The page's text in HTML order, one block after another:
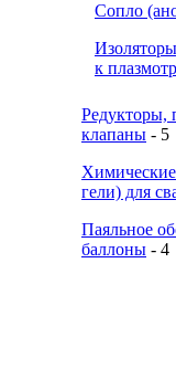
Сопло
к
Редукторы,
клапаны - 5
гели) для
Паяльное
баллоны - 4